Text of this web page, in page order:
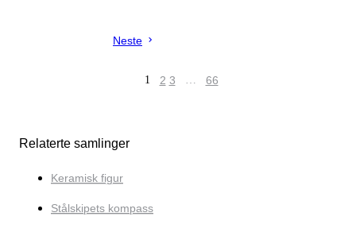
Neste
1 2 3 … 66
Relaterte samlinger
Keramisk figur
Stålskipets kompass